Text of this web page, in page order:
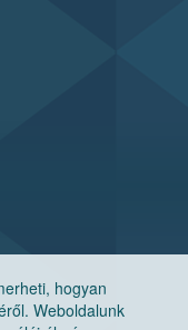
hogyan
Weboldalunk